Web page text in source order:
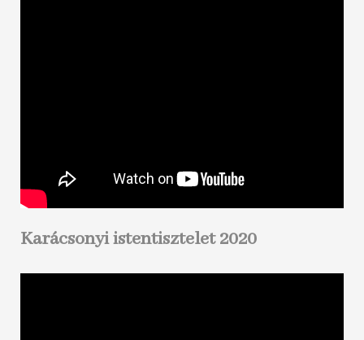
Karácsonyi istentisztelet 2020